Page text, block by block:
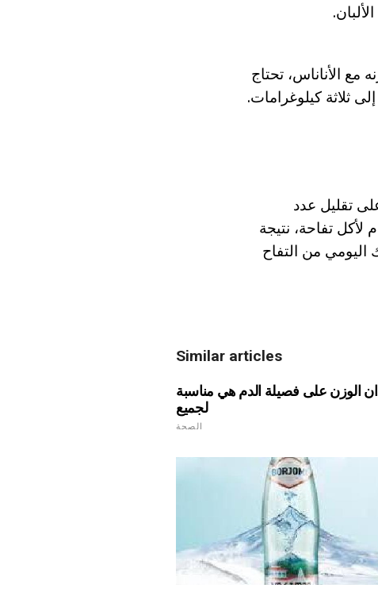
مع الأناناس، تحتاج
ثلاثة كيلوغرامات.
تقليل عدد
دقيقة قبل وجبة الطعام لأكل تفاحة، نتيجة
اليومي من التفاح
Similar articles
الوزن على فصيلة الدم هي مناسبة
لجميع
الصحة